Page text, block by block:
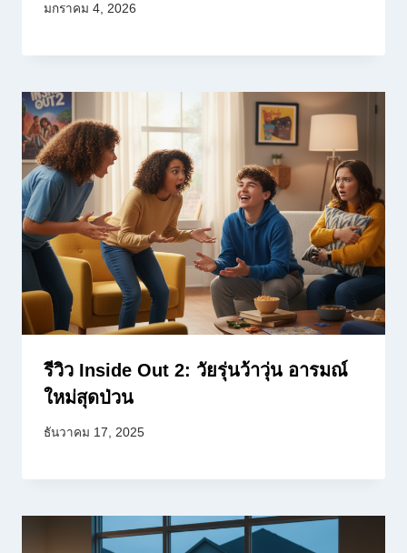
มกราคม 4, 2026
รีวิว Inside Out 2: วัยรุ่นว้าวุ่น อารมณ์
ใหม่สุดป่วน
ธันวาคม 17, 2025